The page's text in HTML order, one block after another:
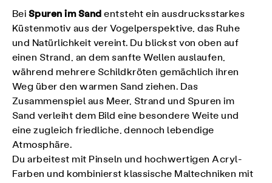
Bei Spuren im Sand entsteht ein ausdrucksstarkes
Küstenmotiv aus der Vogelperspektive, das Ruhe
und Natürlichkeit vereint. Du blickst von oben auf
einen Strand, an dem sanfte Wellen auslaufen,
während mehrere Schildkröten gemächlich ihren
Weg über den warmen Sand ziehen. Das
Zusammenspiel aus Meer, Strand und Spuren im
Sand verleiht dem Bild eine besondere Weite und
eine zugleich friedliche, dennoch lebendige
Atmosphäre.
Du arbeitest mit Pinseln und hochwertigen Acryl-
Farben und kombinierst klassische Maltechniken mit